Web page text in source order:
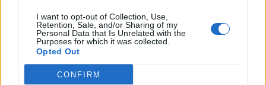
I want to opt-out of Collection, Use,
Retention, Sale, and/or Sharing of my
Personal Data that Is Unrelated with the
Purposes for which it was collected.
Opted Out
CONFIRM